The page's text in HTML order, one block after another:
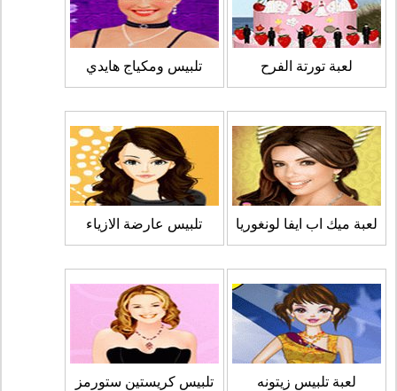
لعبة تورتة الفرح تلبيس ومكياج هايدي
لعبة ميك اب ايفا لونغوريا تلبيس عارضة الازياء
لعبة تلبيس زيتونه تلبيس كريستين ستورمز